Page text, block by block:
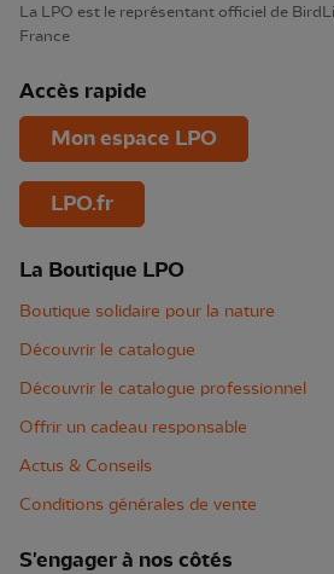
La LPO est le représentant officiel de
France
Accès rapide
Mon espace LPO
LPO.fr
La Boutique LPO
Boutique solidaire pour la nature
Découvrir le catalogue
Découvrir le catalogue professionnel
Offrir un cadeau responsable
Actus & Conseils
Conditions générales de vente
S'engager à nos côtés